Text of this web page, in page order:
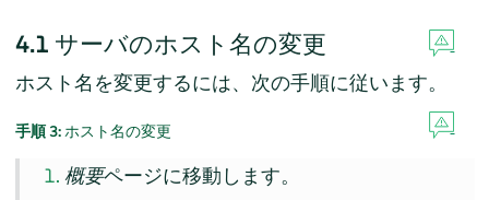
4.1 サーバのホスト名の変更
ホスト名を変更するには、次の手順に従います。
手順 3:ホスト名の変更
概要ページに移動します。